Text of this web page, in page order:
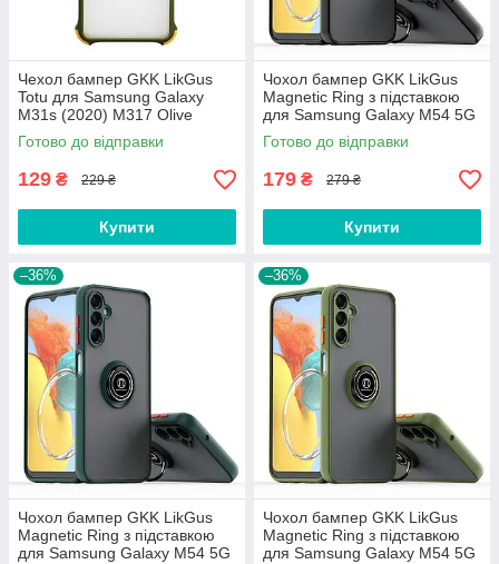
Чехол бампер GKK LikGus
Totu для Samsung Galaxy
M31s (2020) M317 Olive
Готово до відправки
129 ₴ 229 ₴
Купити
Чохол бампер GKK LikGus
Magnetic Ring з підставкою
для Samsung Galaxy M54 5G
M546 Black
Готово до відправки
179 ₴ 279 ₴
Купити
–36%
Чохол бампер GKK LikGus
Magnetic Ring з підставкою
для Samsung Galaxy M54 5G
–36%
Чохол бампер GKK LikGus
Magnetic Ring з підставкою
для Samsung Galaxy M54 5G